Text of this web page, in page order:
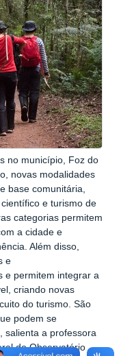
no município, Foz do
novas modalidades
base comunitária,
e turismo de
categorias permitem
a cidade e
Além disso,
e
e permitem integrar a
criando novas
do turismo. São
podem se
salienta a professora
do Observatório